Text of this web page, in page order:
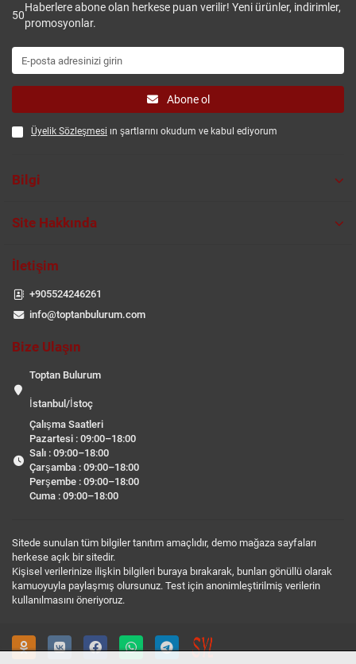
50
Haberlere abone olan herkese puan verilir! Yeni ürünler, indirimler,
promosyonlar.
Abone ol
Üyelik Sözleşmesi ın şartlarını okudum ve kabul ediyorum
Bilgi
Site Hakkında
İletişim
+905524246261
info@toptanbulurum.com
Bize Ulaşın
Toptan Bulurum
İstanbul/İstoç
Çalışma Saatleri
Pazartesi : 09:00–18:00
Salı : 09:00–18:00
Çarşamba : 09:00–18:00
Perşembe : 09:00–18:00
Cuma : 09:00–18:00
Sitede sunulan tüm bilgiler tanıtım amaçlıdır, demo mağaza sayfaları
herkese açık bir sitedir.
Kişisel verilerinize ilişkin bilgileri buraya bırakarak, bunları gönüllü olarak
kamuoyuyla paylaşmış olursunuz. Test için anonimleştirilmiş verilerin
kullanılmasını öneriyoruz.